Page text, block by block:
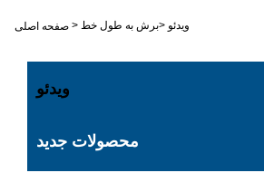
صفحه اصلی > ویدئو >برش به طول خط
ویدئو
محصولات جدید